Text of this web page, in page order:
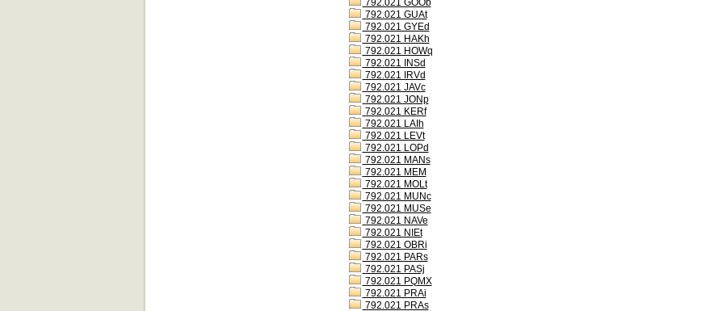
792.021 GOOb
792.021 GUAt
792.021 GYEd
792.021 HAKh
792.021 HOWq
792.021 INSd
792.021 IRVd
792.021 JAVc
792.021 JONp
792.021 KERf
792.021 LAIh
792.021 LEVt
792.021 LOPd
792.021 MANs
792.021 MEM
792.021 MOLt
792.021 MUNc
792.021 MUSe
792.021 NAVe
792.021 NIEt
792.021 OBRi
792.021 PARs
792.021 PASj
792.021 PQMX
792.021 PRAi
792.021 PRAs